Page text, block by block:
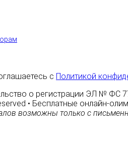
с Политикой
о регистрации ЭЛ №
• Бесплатные онлайн-
возможны только с